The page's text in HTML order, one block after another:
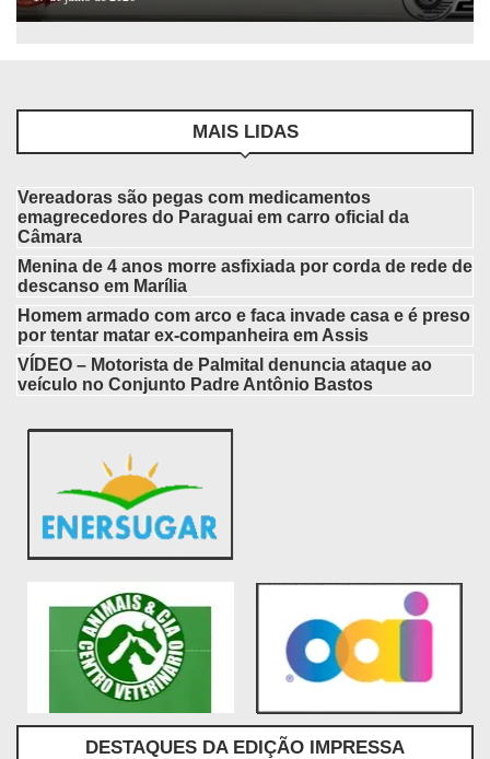
MAIS LIDAS
Vereadoras são pegas com medicamentos
emagrecedores do Paraguai em carro oficial da
Câmara
Menina de 4 anos morre asfixiada por corda de rede de
descanso em Marília
Homem armado com arco e faca invade casa e é preso
por tentar matar ex-companheira em Assis
VÍDEO – Motorista de Palmital denuncia ataque ao
veículo no Conjunto Padre Antônio Bastos
DESTAQUES DA EDIÇÃO IMPRESSA